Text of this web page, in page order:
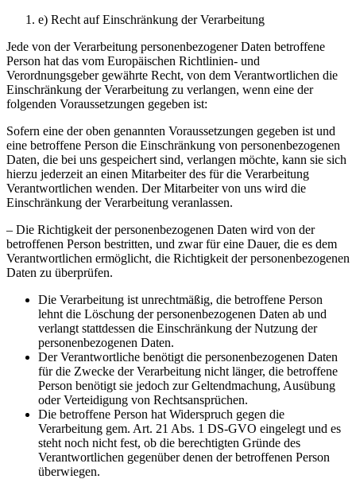
e) Recht auf Einschränkung der Verarbeitung
Jede von der Verarbeitung personenbezogener Daten betroffene
Person hat das vom Europäischen Richtlinien- und
Verordnungsgeber gewährte Recht, von dem Verantwortlichen die
Einschränkung der Verarbeitung zu verlangen, wenn eine der
folgenden Voraussetzungen gegeben ist:
Sofern eine der oben genannten Voraussetzungen gegeben ist und
eine betroffene Person die Einschränkung von personenbezogenen
Daten, die bei uns gespeichert sind, verlangen möchte, kann sie sich
hierzu jederzeit an einen Mitarbeiter des für die Verarbeitung
Verantwortlichen wenden. Der Mitarbeiter von uns wird die
Einschränkung der Verarbeitung veranlassen.
– Die Richtigkeit der personenbezogenen Daten wird von der
betroffenen Person bestritten, und zwar für eine Dauer, die es dem
Verantwortlichen ermöglicht, die Richtigkeit der personenbezogenen
Daten zu überprüfen.
Die Verarbeitung ist unrechtmäßig, die betroffene Person
lehnt die Löschung der personenbezogenen Daten ab und
verlangt stattdessen die Einschränkung der Nutzung der
personenbezogenen Daten.
Der Verantwortliche benötigt die personenbezogenen Daten
für die Zwecke der Verarbeitung nicht länger, die betroffene
Person benötigt sie jedoch zur Geltendmachung, Ausübung
oder Verteidigung von Rechtsansprüchen.
Die betroffene Person hat Widerspruch gegen die
Verarbeitung gem. Art. 21 Abs. 1 DS-GVO eingelegt und es
steht noch nicht fest, ob die berechtigten Gründe des
Verantwortlichen gegenüber denen der betroffenen Person
überwiegen.